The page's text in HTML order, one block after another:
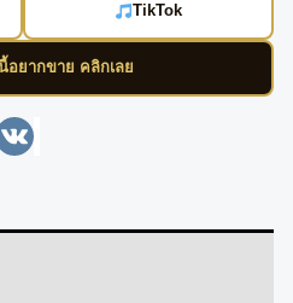
TikTok
อยากขาย คลิกเลย